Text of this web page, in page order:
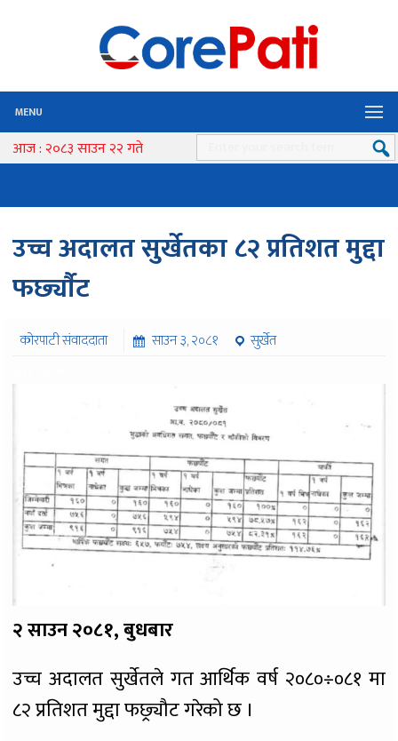
MENU
आज : २०८३ साउन २२ गते
उच्च अदालत सुर्खेतका ८२ प्रतिशत मुद्दा
फर्छ्याैट
कोरपाटी संवाददाता साउन ३, २०८१
सुर्खेत
२ साउन २०८१, बुधबार
उच्च अदालत सुर्खेतले गत आर्थिक वर्ष २०८०÷०८१ मा
८२ प्रतिशत मुद्दा फछ्र्यौट गरेको छ ।